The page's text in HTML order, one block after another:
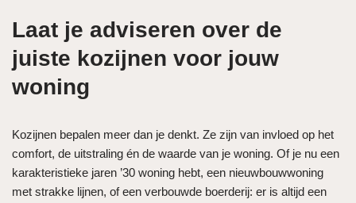
Laat je adviseren over de
juiste kozijnen voor jouw
woning
Kozijnen bepalen meer dan je denkt. Ze zijn van invloed op het
comfort, de uitstraling én de waarde van je woning. Of je nu een
karakteristieke jaren ’30 woning hebt, een nieuwbouwwoning
met strakke lijnen, of een verbouwde boerderij: er is altijd een